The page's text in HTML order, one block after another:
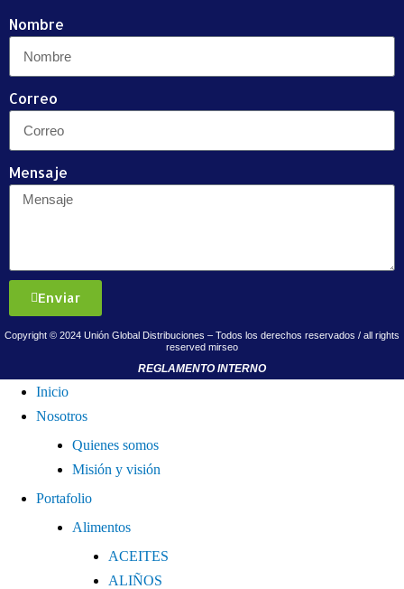
Nombre
Correo
Mensaje
Enviar
Copyright © 2024 Unión Global Distribuciones – Todos los derechos reservados / all rights
reserved mirseo
REGLAMENTO INTERNO
Inicio
Nosotros
Quienes somos
Misión y visión
Portafolio
Alimentos
ACEITES
ALIÑOS